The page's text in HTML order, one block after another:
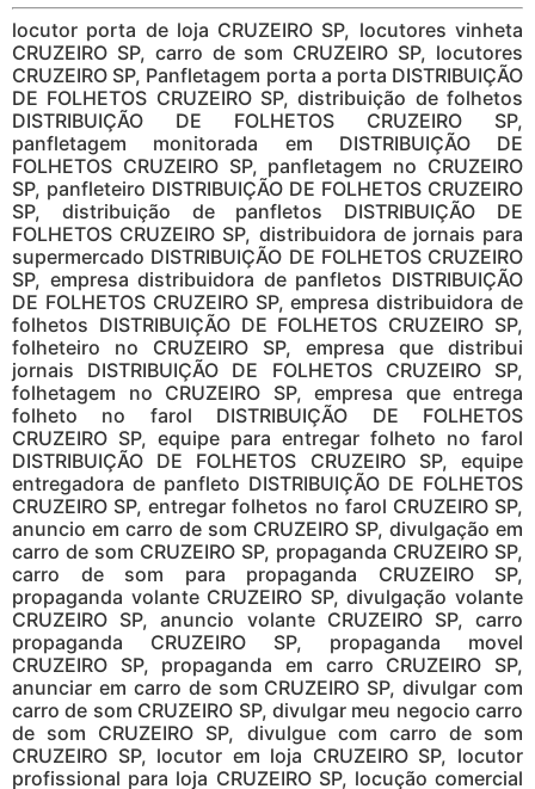
locutor porta de loja CRUZEIRO SP, locutores vinheta
CRUZEIRO SP, carro de som CRUZEIRO SP, locutores
CRUZEIRO SP, Panfletagem porta a porta DISTRIBUIÇÃO
DE FOLHETOS CRUZEIRO SP, distribuição de folhetos
DISTRIBUIÇÃO DE FOLHETOS CRUZEIRO SP,
panfletagem monitorada em DISTRIBUIÇÃO DE
FOLHETOS CRUZEIRO SP, panfletagem no CRUZEIRO
SP, panfleteiro DISTRIBUIÇÃO DE FOLHETOS CRUZEIRO
SP, distribuição de panfletos DISTRIBUIÇÃO DE
FOLHETOS CRUZEIRO SP, distribuidora de jornais para
supermercado DISTRIBUIÇÃO DE FOLHETOS CRUZEIRO
SP, empresa distribuidora de panfletos DISTRIBUIÇÃO
DE FOLHETOS CRUZEIRO SP, empresa distribuidora de
folhetos DISTRIBUIÇÃO DE FOLHETOS CRUZEIRO SP,
folheteiro no CRUZEIRO SP, empresa que distribui
jornais DISTRIBUIÇÃO DE FOLHETOS CRUZEIRO SP,
folhetagem no CRUZEIRO SP, empresa que entrega
folheto no farol DISTRIBUIÇÃO DE FOLHETOS
CRUZEIRO SP, equipe para entregar folheto no farol
DISTRIBUIÇÃO DE FOLHETOS CRUZEIRO SP, equipe
entregadora de panfleto DISTRIBUIÇÃO DE FOLHETOS
CRUZEIRO SP, entregar folhetos no farol CRUZEIRO SP,
anuncio em carro de som CRUZEIRO SP, divulgação em
carro de som CRUZEIRO SP, propaganda CRUZEIRO SP,
carro de som para propaganda CRUZEIRO SP,
propaganda volante CRUZEIRO SP, divulgação volante
CRUZEIRO SP, anuncio volante CRUZEIRO SP, carro
propaganda CRUZEIRO SP, propaganda movel
CRUZEIRO SP, propaganda em carro CRUZEIRO SP,
anunciar em carro de som CRUZEIRO SP, divulgar com
carro de som CRUZEIRO SP, divulgar meu negocio carro
de som CRUZEIRO SP, divulgue com carro de som
CRUZEIRO SP, locutor em loja CRUZEIRO SP, locutor
profissional para loja CRUZEIRO SP, locução comercial